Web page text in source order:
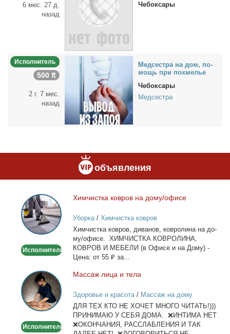
6 мес. 27 д.
назад
Чебоксары
Исполнитель
500 ₶
2 г. 7 мес.
назад
Мед­сест­ра на дом, по­
мощь при по­хме­лье
Чебоксары
Медсестра
объявления
Химчистка
ковров
на
дому/
Исполнитель
Хим­чист­ка ков­ров на до­му/офи­се
Уборка/ Химчистка ковров
Хим­чист­ка ков­ров, ди­ва­нов, ков­ро­ли­на на до­
му/офи­се. ХИМЧИСТКА КОВРОЛИНА,
КОВРОВ И МЕБЕЛИ (в Офи­се и на До­му) -
Це­на: от 55 ₽ за...
Массаж
лица
и
тела
Исполнитель
Мас­саж ли­ца и те­ла
Здоровье и красота/ Массаж на дому
ДЛЯ ТЕХ КТО НЕ ХОЧЕТ МНОГО ЧИТАТЬ!)))
ПРИНИМАЮ У СЕБЯ ДОМА. ❌ИНТИМА НЕТ
❌ОКОНЧАНИЯ, РАССЛАБЛЕНИЯ И ТАК